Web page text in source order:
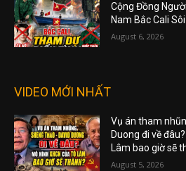
Cộng Đồng
Nam Bắc Cali
August 6, 2026
VIDEO MỚI NHẤT
Vụ án tham
Duong đi về
Lâm bao giờ sẽ
August 5, 2026